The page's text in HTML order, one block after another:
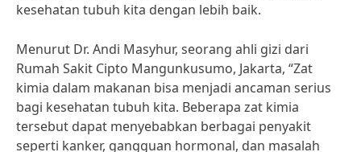
kesehatan tubuh kita dengan lebih baik.
Menurut Dr. Andi Masyhur, seorang ahli gizi dari
Rumah Sakit Cipto Mangunkusumo, Jakarta, “Zat
kimia dalam makanan bisa menjadi ancaman serius
bagi kesehatan tubuh kita. Beberapa zat kimia
tersebut dapat menyebabkan berbagai penyakit
seperti kanker, gangguan hormonal, dan masalah